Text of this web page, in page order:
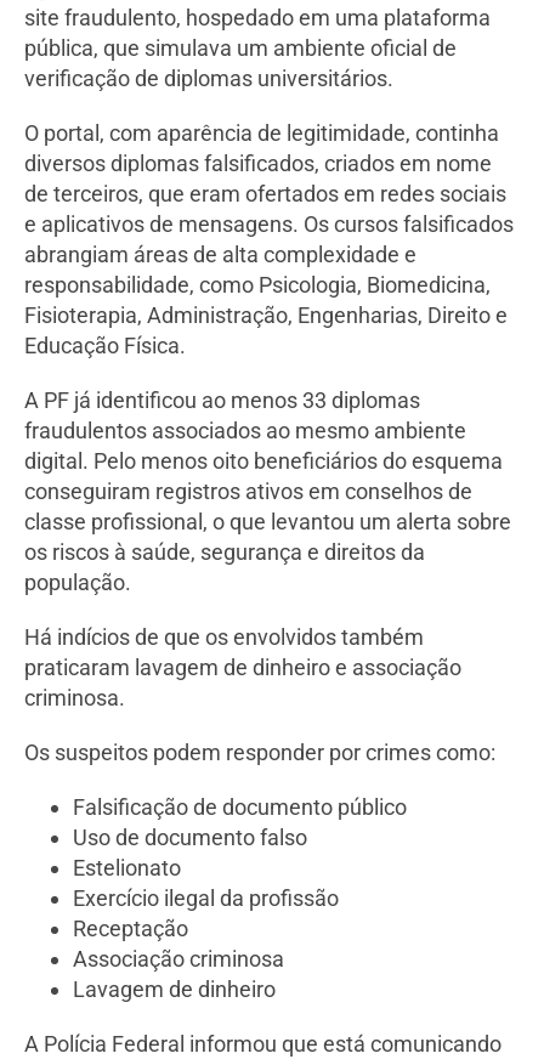
site fraudulento, hospedado em uma plataforma
pública, que simulava um ambiente oficial de
verificação de diplomas universitários.
O portal, com aparência de legitimidade, continha
diversos diplomas falsificados, criados em nome
de terceiros, que eram ofertados em redes sociais
e aplicativos de mensagens. Os cursos falsificados
abrangiam áreas de alta complexidade e
responsabilidade, como Psicologia, Biomedicina,
Fisioterapia, Administração, Engenharias, Direito e
Educação Física.
A PF já identificou ao menos 33 diplomas
fraudulentos associados ao mesmo ambiente
digital. Pelo menos oito beneficiários do esquema
conseguiram registros ativos em conselhos de
classe profissional, o que levantou um alerta sobre
os riscos à saúde, segurança e direitos da
população.
Há indícios de que os envolvidos também
praticaram lavagem de dinheiro e associação
criminosa.
Os suspeitos podem responder por crimes como:
Falsificação de documento público
Uso de documento falso
Estelionato
Exercício ilegal da profissão
Receptação
Associação criminosa
Lavagem de dinheiro
A Polícia Federal informou que está comunicando